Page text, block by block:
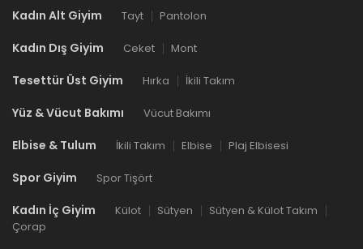
Kadın Alt Giyim Tayt Pantolon
Kadın Dış Giyim Ceket Mont
Tesettür Üst Giyim Hırka İkili Takım
Yüz & Vücut Bakımı Vücut Bakımı
Elbise & Tulum İkili Takım Elbise Plaj Elbisesi
Spor Giyim Spor Tişört
Kadın İç Giyim Külot Sütyen
Sütyen & Külot Takım
Çorap